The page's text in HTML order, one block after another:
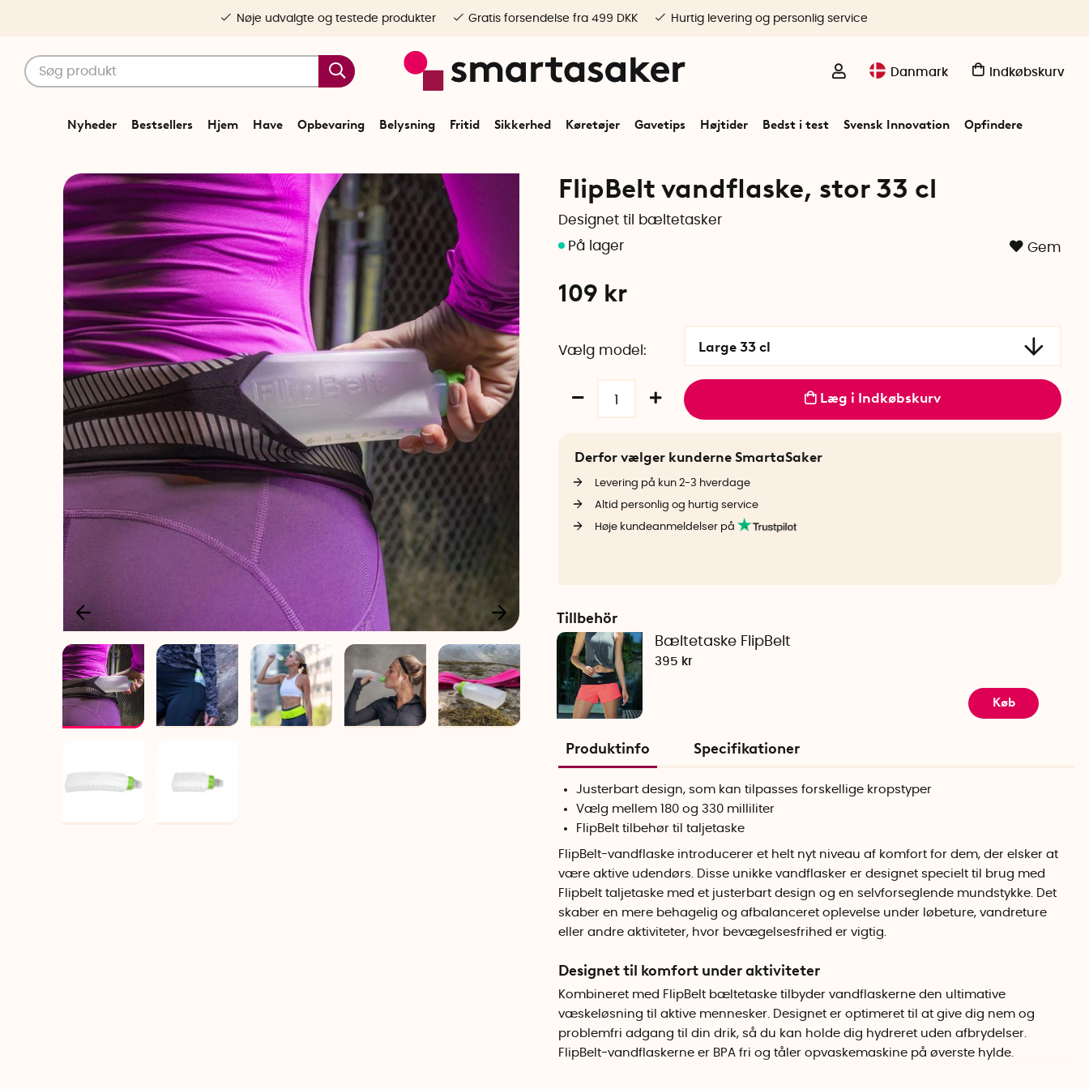
Danmark Indkøbskurv
Nyheder Bestsellers Hjem Have Opbevaring Belysning Fritid Sikkerhed Køretøjer Gavetips Højtider Bedst i test Svensk Innovation Opfindere
Nøje udvalgte og testede produkter Gratis forsendelse fra 499 DKK Hurtig levering og personlig service
FlipBelt vandflaske, stor 33 cl
Designet til bæltetasker
Gem
109 kr
Vælg model Large 33 cl
Læg i Indkøbskurv
Derfor vælger kunderne SmartaSaker
Levering på kun 2-3 hverdage
Altid personlig og hurtig service
Høje kundeanmeldelser på
Tillbehör
Bæltetaske FlipBelt
395 kr
Køb
Produktinfo Specifikationer
Justerbart design, som kan tilpasses forskellige kropstyper
Vælg mellem 180 og 330 milliliter
FlipBelt tilbehør til taljetaske
FlipBelt-vandflaske introducerer et helt nyt niveau af komfort for dem, der elsker at
være aktive udendørs. Disse unikke vandflasker er designet specielt til brug med
Flipbelt taljetaskemed et justerbart design og en selvforseglende mundstykke. Det
skaber en mere behagelig og afbalanceret oplevelse under løbeture, vandreture
eller andre aktiviteter, hvor bevægelsesfrihed er vigtig.
Designet til komfort under aktiviteter
Kombineret med FlipBelt bæltetaske tilbyder vandflaskerne den ultimative
væskeløsning til aktive mennesker. Designet er optimeret til at give dig nem og
problemfri adgang til din drik, så du kan holde dig hydreret uden afbrydelser.
FlipBelt-vandflaskerne er BPA fri og tåler opvaskemaskine på øverste hylde.